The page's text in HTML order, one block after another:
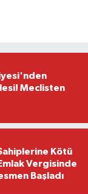
Meclisten
Kötü
Vergisinde
Başladı